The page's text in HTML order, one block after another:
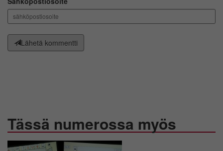
Lähetä kommentti
Tässä numerossa myös
Voit valita, hyväksytkö näiden evästeiden käytön.